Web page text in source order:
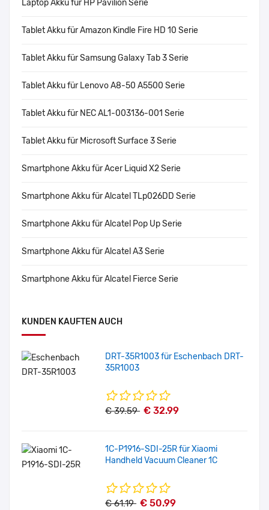
Laptop Akku für HP Pavilion Serie
Tablet Akku für Amazon Kindle Fire HD 10 Serie
Tablet Akku für Samsung Galaxy Tab 3 Serie
Tablet Akku für Lenovo A8-50 A5500 Serie
Tablet Akku für NEC AL1-003136-001 Serie
Tablet Akku für Microsoft Surface 3 Serie
Smartphone Akku für Acer Liquid X2 Serie
Smartphone Akku für Alcatel TLp026DD Serie
Smartphone Akku für Alcatel Pop Up Serie
Smartphone Akku für Alcatel A3 Serie
Smartphone Akku für Alcatel Fierce Serie
KUNDEN KAUFTEN AUCH
DRT-35R1003 für Eschenbach DRT-
35R1003
€ 39.59 € 32.99
1C-P1916-SDI-25R für Xiaomi
Handheld Vacuum Cleaner 1C
€ 61.19 € 50.99